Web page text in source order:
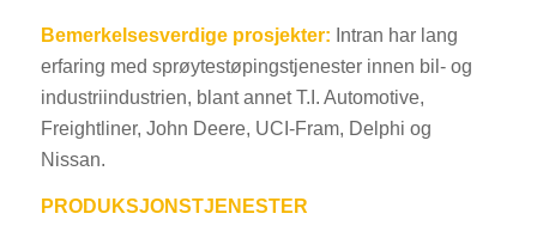
Bemerkelsesverdige prosjekter: Intran har lang
erfaring med sprøytestøpingstjenester innen bil- og
industriindustrien, blant annet T.I. Automotive,
Freightliner, John Deere, UCI-Fram, Delphi og
Nissan.
PRODUKSJONSTJENESTER